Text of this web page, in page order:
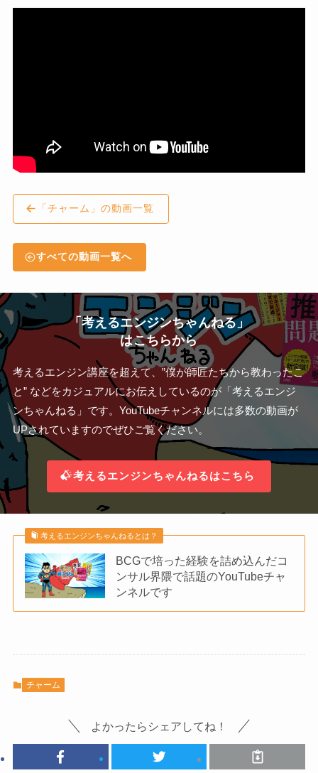
「チャーム」の動画一覧
すべての動画一覧へ
「考えるエンジンちゃんねる」
はこちらから
考えるエンジン講座を超えて、”僕が師匠たちから教わったこ
と” などをカジュアルにお伝えしているのが「考えるエンジ
ンちゃんねる」です。YouTubeチャンネルには多数の動画が
UPされていますのでぜひご覧ください。
考えるエンジンちゃんねるはこちら
考えるエンジンちゃんねるとは？
BCGで培った経験を詰め込んだコ
ンサル界隈で話題のYouTubeチャ
ンネルです
チャーム
よかったらシェアしてね！